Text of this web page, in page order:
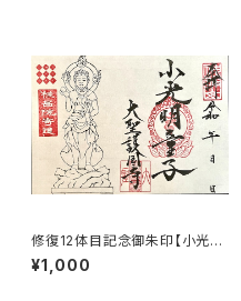
修復12体目記念御朱印【小光明
童子】
¥1,000